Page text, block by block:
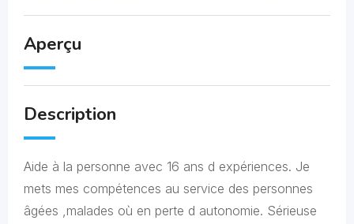
Aperçu
Description
Aide à la personne avec 16 ans d expériences. Je
mets mes compétences au service des personnes
âgées ,malades où en perte d autonomie. Sérieuse